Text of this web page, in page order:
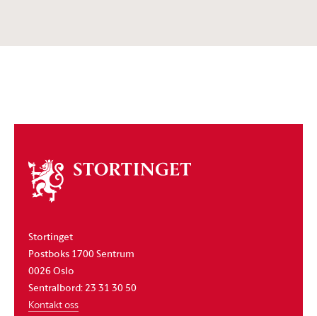
Om
stortinget
Stortinget
Postboks 1700 Sentrum
0026 Oslo
Sentralbord: 23 31 30 50
Kontakt oss